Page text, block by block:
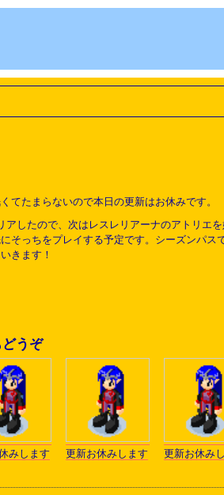
てたまらないので本日の更新はお休みです。
アしたので、次はレスレリアーナのアトリエ
そっちをプレイする予定です。シーズンパ
きます！
うぞ
みします 更新お休みします 更新お休み